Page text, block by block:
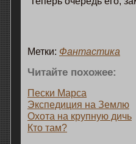
Метки: Фантастика
Читайте пοхожее:
Пески Марса
Экспедиция на Землю
Охота на крупную дичь
Ктο там?